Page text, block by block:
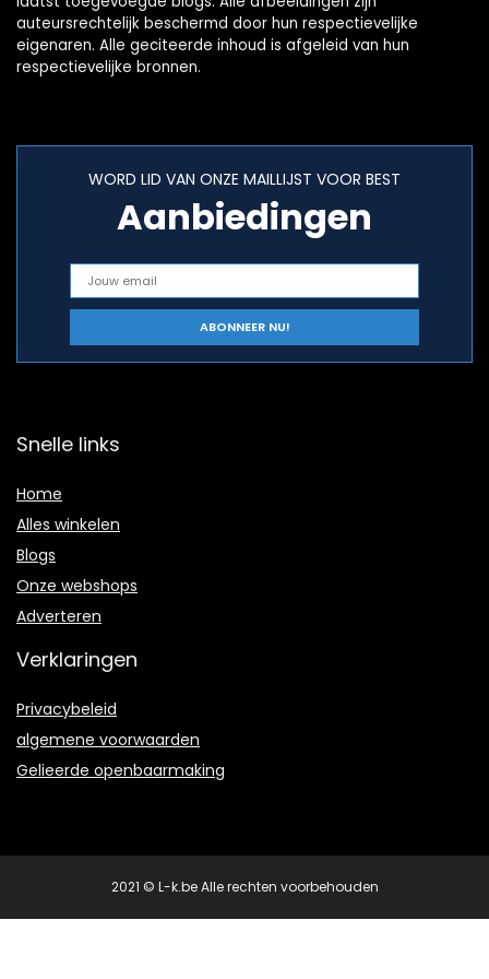
auteursrechtelijk beschermd door hun respectievelijke
eigenaren. Alle geciteerde inhoud is afgeleid van hun
respectievelijke bronnen.
WORD LID VAN ONZE MAILLIJST VOOR BEST
Aanbiedingen
Snelle links
Home
Alles winkelen
Blogs
Onze webshops
Adverteren
Verklaringen
Privacybeleid
algemene voorwaarden
Gelieerde openbaarmaking
2021 © L-k.be Alle rechten voorbehouden